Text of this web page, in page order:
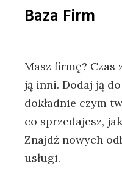
Baza Firm
Masz firmę? Czas
ją inni. Dodaj ją
dokładnie czym
co sprzedajesz,
Znajdź nowych
usługi.